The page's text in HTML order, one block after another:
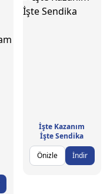
İşte Kazanım
İşte Sendika
Önizle
İndir